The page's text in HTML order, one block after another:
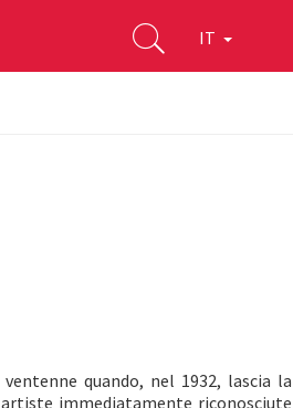
IT
quando, nel 1932, lascia la
immediatamente riconosciute